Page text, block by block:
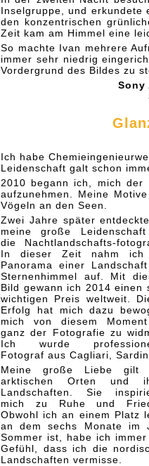
Inselgruppe, und erkundete
den konzentrischen
Zeit kam am Himmel eine
So machte Ivan mehrere
immer sehr niedrig
Vordergrund des Bildes zu
Sony
Ich habe
Leidenschaft galt schon
2010 begann ich, mich
aufzunehmen. Meine
Vögeln an den Seen.
Zwei Jahre später
meine große
die Nachtlandschafts-
In dieser Zeit nahm ich
Panorama einer
Sternenhimmel auf. Mit
Bild gewann ich 2014 einen
wichtigen Preis weltweit.
Erfolg hat mich dazu
mich von diesem
ganz der Fotografie zu
Ich wurde
Fotograf aus Cagliari,
Meine große Liebe gilt
arktischen Orten und
Landschaften. Sie
mich zu Ruhe und
Obwohl ich an einem Platz
an dem sechs Monate im
Sommer ist, habe ich immer
Gefühl, dass ich die
Landschaften vermisse.